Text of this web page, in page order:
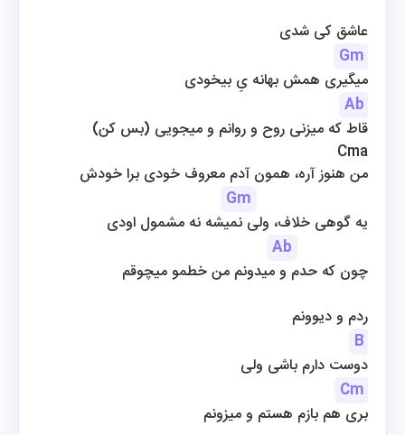
عاشق کی شدی
Gm
میگیری همش بهانه یِ بیخودی
Ab
قاط که میزنی روح و روانم و میجویی (بس کن)
Cma
من هنوز آره، همون آدم معروف خودی برا خودش
Gm
یه گوهی خلاف، ولی نمیشه نه مشمول اودی
Ab
چون که حدم و میدونم من خطمو میچوقم
ردم و دیوونم
B
دوست دارم باشی ولی
Cm
بری هم بازم هستم و میزونم